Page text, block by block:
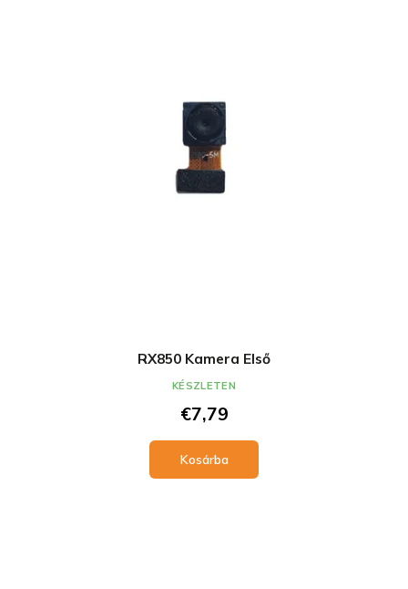
RX850 Kamera Első
€7,79
Kosárba
KÉSZLETEN